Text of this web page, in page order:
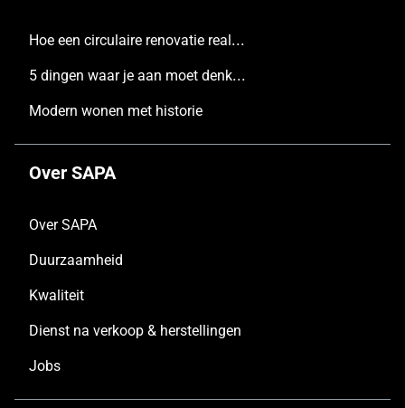
Hoe een circulaire renovatie realiseren
5 dingen waar je aan moet denken voordat je een nieuw huis bouwt
Modern wonen met historie
Over SAPA
Over SAPA
Duurzaamheid
Kwaliteit
Dienst na verkoop & herstellingen
Jobs